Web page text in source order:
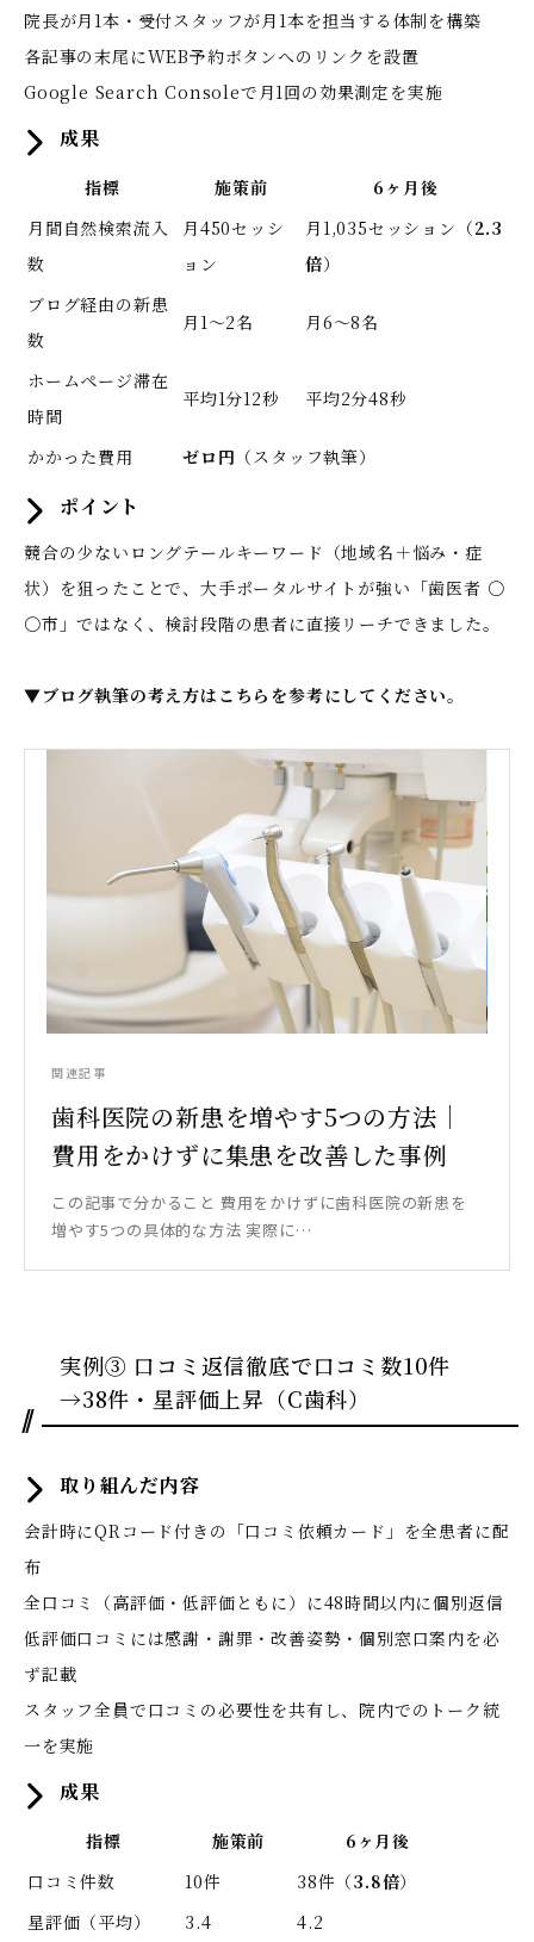
院長が月1本・受付スタッフが月1本を担当する体制を構築
各記事の末尾にWEB予約ボタンへのリンクを設置
Google Search Consoleで月1回の効果測定を実施
成果
指標 施策前
6ヶ月後
月間自然検索流入
数
月450セッシ
ョン
月1,035セッション（2.3
倍）
ブログ経由の新患
数
月1〜2名 月6〜8名
ホームページ滞在
時間
平均1分12秒 平均2分48秒
かかった費用 ゼロ円 （スタッフ執筆）
ポイント
競合の少ないロングテールキーワード（地域名＋悩み・症
状）を狙ったことで、大手ポータルサイトが強い「歯医者 〇
〇市」ではなく、検討段階の患者に直接リーチできました。
▼ブログ執筆の考え方はこちらを参考にしてください。
関連記事
歯科医院の新患を増やす5つの方法｜
費用をかけずに集患を改善した事例
この記事で分かること 費用をかけずに歯科医院の新患を
増やす5つの具体的な方法 実際に…
実例③ 口コミ返信徹底で口コミ数10件
→38件・星評価上昇（C歯科）
取り組んだ内容
会計時にQRコード付きの「口コミ依頼カード」を全患者に配
布
全口コミ（高評価・低評価ともに）に48時間以内に個別返信
低評価口コミには感謝・謝罪・改善姿勢・個別窓口案内を必
ず記載
スタッフ全員で口コミの必要性を共有し、院内でのトーク統
一を実施
成果
指標 施策前
6ヶ月後
口コミ件数
10件 38件（3.8倍）
星評価（平均）
3.4
4.2